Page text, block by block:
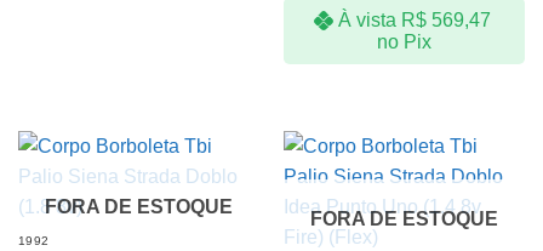
À vista R$569,47
no Pix
FORA DE ESTOQUE
1992
FORA DE ESTOQUE